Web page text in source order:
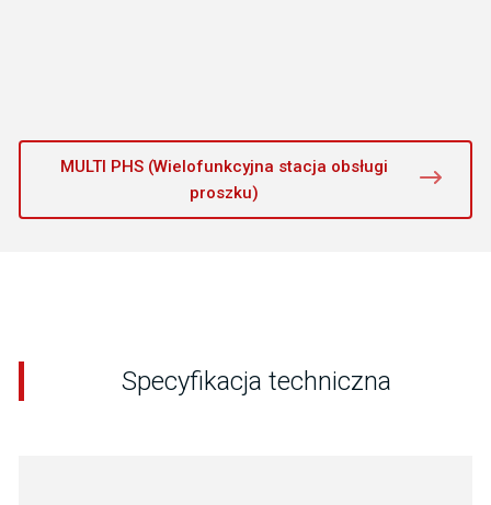
MULTI PHS (Wielofunkcyjna stacja obsługi
proszku)
Specyfikacja techniczna